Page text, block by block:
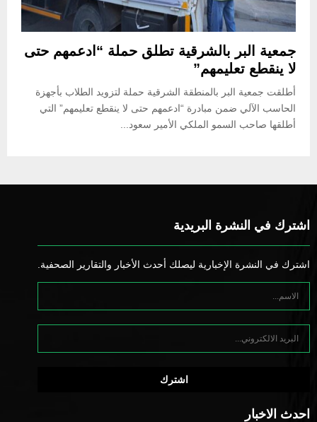
جمعية البر بالشرقية تطلق حملة “ادعمهم حتى
لا ينقطع تعليمهم”
أطلقت جمعية البر بالمنطقة الشرقية حملة لتزويد الطلاب بأجهزة
الحاسب الآلي ضمن مبادرة “ادعمهم حتى لا ينقطع تعليمهم” التي
أطلقها صاحب السمو الملكي الأمير سعود...
اشترك في النشرة البريدية
اشترك في النشرة الإخبارية ليصلك أحدث الأخبار والتقارير الصحفية.
احدث الاخبار